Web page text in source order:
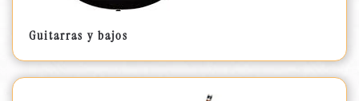
Guitarras y bajos